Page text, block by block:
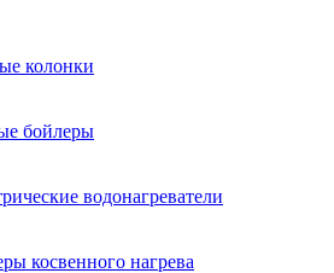
колонки
бойлеры
водонагреватели
косвенного нагрева